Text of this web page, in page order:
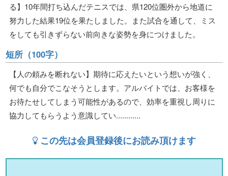
る】10年間打ち込んだテニスでは、県120位圏外から地道に
努力した結果19位を果たしました。また試合を通して、ミス
をしても引きずらない前向きな姿勢を身につけました。
短所（100字）
【人の頼みを断れない】期待に応えたいという想いが強く、
何でも自分でこなそうとします。アルバイトでは、お客様を
お待たせしてしまう可能性があるので、効率を重視し周りに
協力してもらうよう意識してい............
この先は会員登録後にお読み頂けます